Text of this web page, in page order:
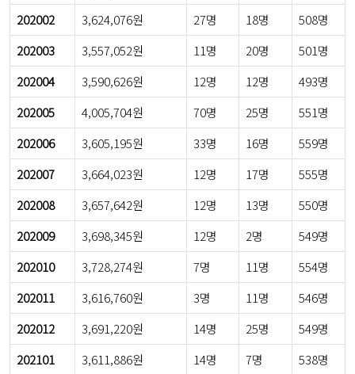
202002
3,624,076원 27명 18명
508명
202003
3,557,052원 11명 20명
501명
202004
3,590,626원 12명 12명
493명
202005
4,005,704원 70명 25명
551명
202006
3,605,195원 33명 16명
559명
202007
3,664,023원 12명 17명
555명
202008
3,657,642원 12명 13명
550명
202009
3,698,345원 12명 2명
549명
202010
3,728,274원 7명 11명
554명
202011
3,616,760원 3명 11명
546명
202012
3,691,220원 14명 25명
549명
202101
3,611,886원 14명 7명
538명